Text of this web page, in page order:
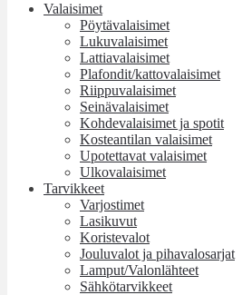
Valaisimet
Pöytävalaisimet
Lukuvalaisimet
Lattiavalaisimet
Plafondit/kattovalaisimet
Riippuvalaisimet
Seinävalaisimet
Kohdevalaisimet ja spotit
Kosteantilan valaisimet
Upotettavat valaisimet
Ulkovalaisimet
Tarvikkeet
Varjostimet
Lasikuvut
Koristevalot
Jouluvalot ja pihavalosarjat
Lamput/Valonlähteet
Sähkötarvikkeet